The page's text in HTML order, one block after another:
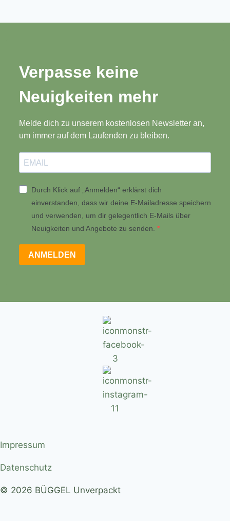
Verpasse keine
Neuigkeiten mehr
Melde dich zu unserem kostenlosen Newsletter an,
um immer auf dem Laufenden zu bleiben.
Durch Klick auf „Anmelden“ erklärst dich
einverstanden, dass wir deine E-Mailadresse speichern
und verwenden, um dir gelegentlich E-Mails über
Neuigkeiten und Angebote zu senden.
ANMELDEN
Impressum
Datenschutz
© 2026 BÜGGEL Unverpackt